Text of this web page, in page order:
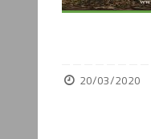
20/03/2020